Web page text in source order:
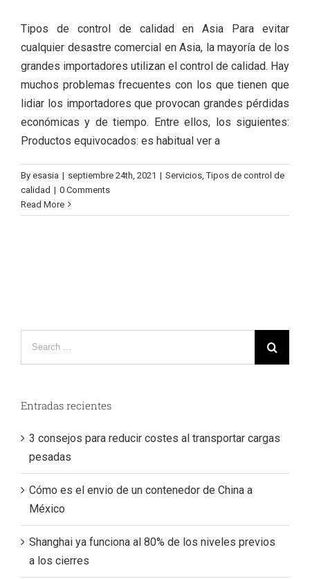
Tipos de control de calidad en Asia Para evitar
cualquier desastre comercial en Asia, la mayoría de los
grandes importadores utilizan el control de calidad. Hay
muchos problemas frecuentes con los que tienen que
lidiar los importadores que provocan grandes pérdidas
económicas y de tiempo. Entre ellos, los siguientes:
Productos equivocados: es habitual ver a
By esasia | septiembre 24th, 2021 | Servicios ,Tipos de control de
calidad | 0 Comments
Read More
Entradas recientes
3 consejos para reducir costes al transportar cargas
pesadas
Cómo es el envio de un contenedor de China a
México
Shanghai ya funciona al 80% de los niveles previos
a los cierres